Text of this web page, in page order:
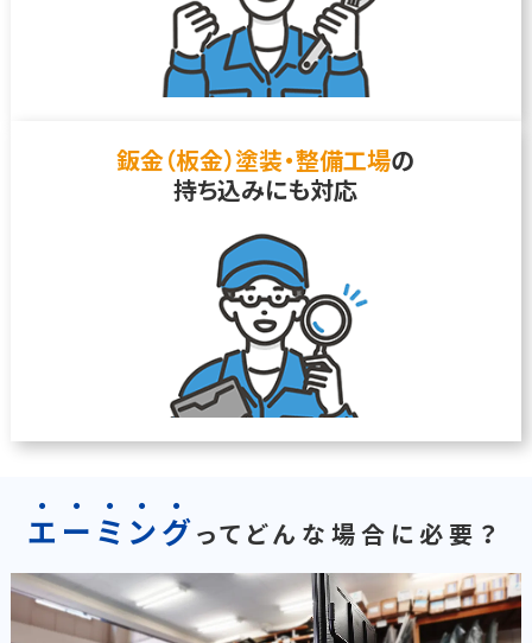
鈑金（板金）塗装・整備工場の
持ち込みにも対応
エ ー ミ ングってどんな場合に必要？